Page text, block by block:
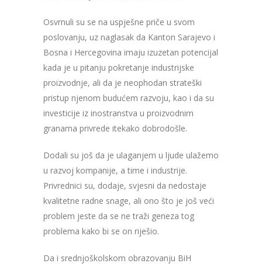
Osvrnuli su se na uspješne priče u svom
poslovanju, uz naglasak da Kanton Sarajevo i
Bosna i Hercegovina imaju izuzetan potencijal
kada je u pitanju pokretanje industrijske
proizvodnje, ali da je neophodan strateški
pristup njenom budućem razvoju, kao i da su
investicije iz inostranstva u proizvodnim
granama privrede itekako dobrodošle.
Dodali su još da je ulaganjem u ljude ulažemo
u razvoj kompanije, a time i industrije.
Privrednici su, dodaje, svjesni da nedostaje
kvalitetne radne snage, ali ono što je još veći
problem jeste da se ne traži geneza tog
problema kako bi se on riješio.
Da i srednjoškolskom obrazovanju BiH